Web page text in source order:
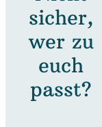
sicher,
wer zu
euch
passt?